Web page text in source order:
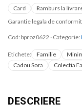
Card Ramburs la
Garantie legala de
Cod: bproz0622 · Categorie:
Etichete: Familie
Cadou Sora
Colectia
DESCRIERE